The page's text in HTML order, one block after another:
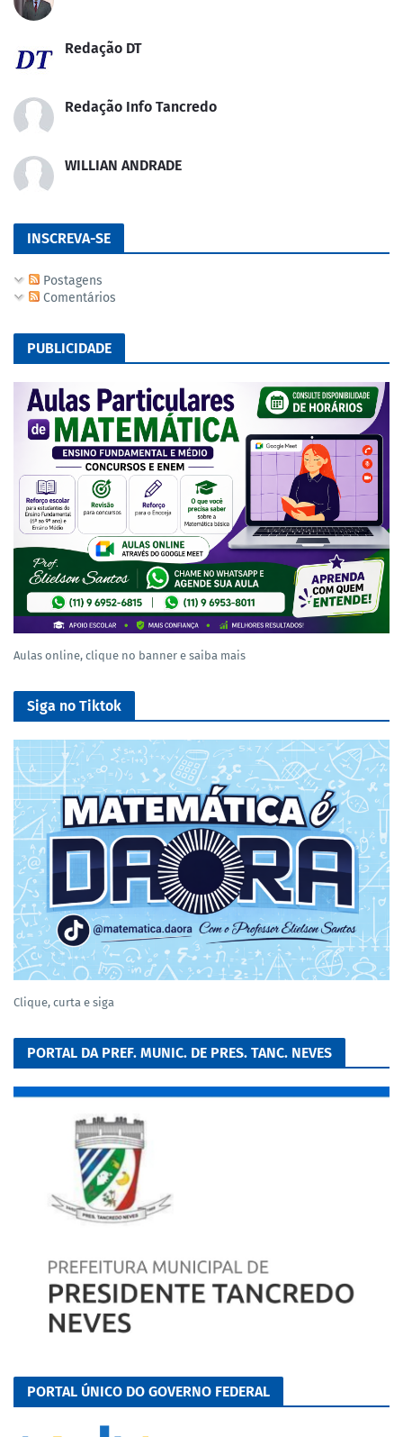
Redação DT
Redação Info Tancredo
WILLIAN ANDRADE
INSCREVA-SE
Postagens
Comentários
PUBLICIDADE
Aulas online, clique no banner e saiba mais
Siga no Tiktok
Clique, curta e siga
PORTAL DA PREF. MUNIC. DE PRES. TANC. NEVES
PORTAL ÚNICO DO GOVERNO FEDERAL